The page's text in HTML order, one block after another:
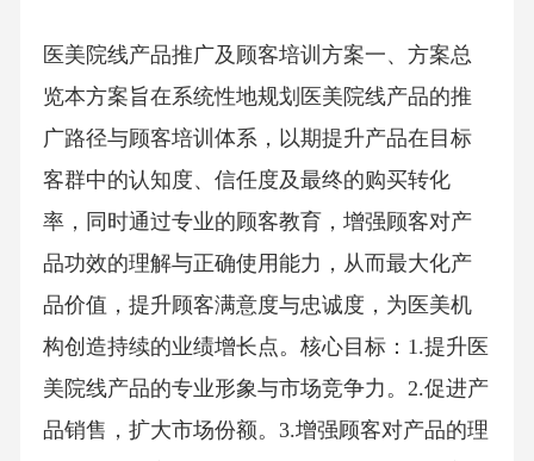
医美院线产品推广及顾客培训方案一、方案总
览本方案旨在系统性地规划医美院线产品的推
广路径与顾客培训体系，以期提升产品在目标
客群中的认知度、信任度及最终的购买转化
率，同时通过专业的顾客教育，增强顾客对产
品功效的理解与正确使用能力，从而最大化产
品价值，提升顾客满意度与忠诚度，为医美机
构创造持续的业绩增长点。核心目标：1.提升医
美院线产品的专业形象与市场竞争力。2.促进产
品销售，扩大市场份额。3.增强顾客对产品的理